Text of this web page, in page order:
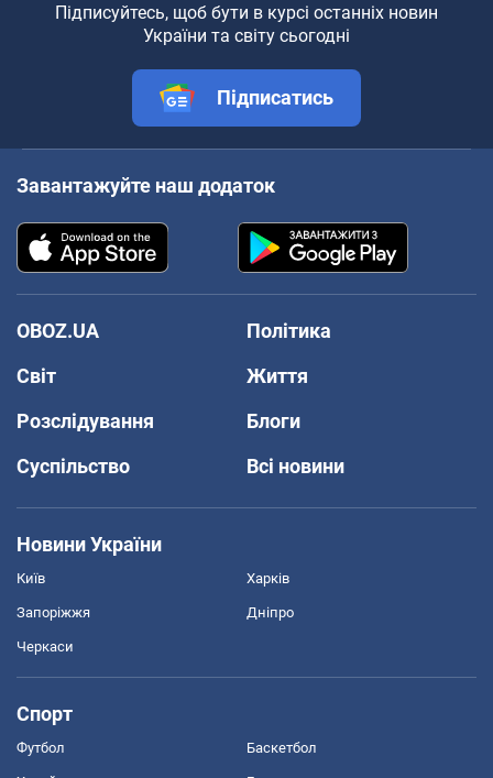
Підписуйтесь, щоб бути в курсі останніх новин
України та світу сьогодні
Підписатись
Завантажуйте наш додаток
OBOZ.UA
Політика
Світ
Життя
Розслідування
Блоги
Суспільство
Всі новини
Новини України
Київ Харків
Запоріжжя Дніпро
Черкаси
Спорт
Футбол Баскетбол